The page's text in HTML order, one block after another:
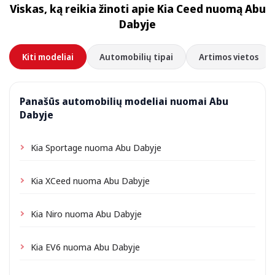
priklausomai nuo vietos gali būti taikomas nedidelis
pristatymo mokestis, visada nurodomas iš anksto.
Viskas, ką reikia žinoti apie Kia Ceed nuomą Abu
Dabyje
Kiti modeliai Automobilių tipai Artimos vietos
Panašūs automobilių modeliai nuomai Abu
Dabyje
Kia Sportage nuoma Abu Dabyje
Kia XCeed nuoma Abu Dabyje
Kia Niro nuoma Abu Dabyje
Kia EV6 nuoma Abu Dabyje